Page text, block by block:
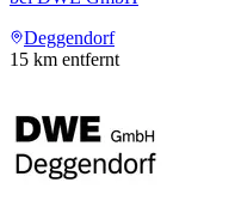
Deggendorf
15 km entfernt